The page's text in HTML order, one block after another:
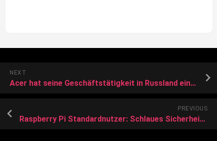
NEXT
Acer hat seine Geschäftstätigkeit in Russland eingestellt
PREVIOUS
Raspberry Pi Standardnutzer: Schlaues Sicherheits-Update für Bullseye